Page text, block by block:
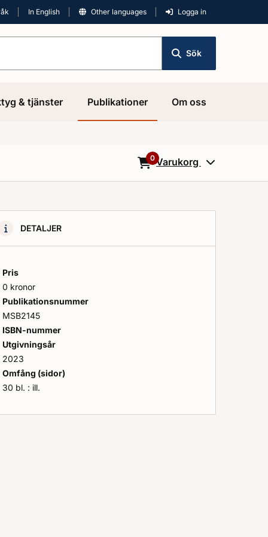
In English Other languages Logga in
Sök
& tjänster Publikationer Om oss
0Varukorg
DETALJER
Pris
0 kronor
Publikationsnummer
MSB2145
ISBN-nummer
Utgivningsår
2023
Omfång (sidor)
30 bl. : ill.